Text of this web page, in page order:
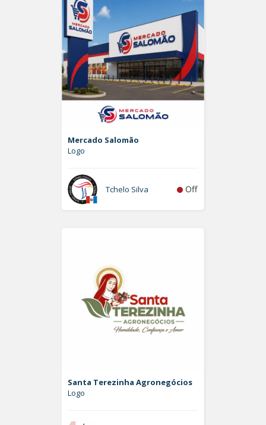
Mercado Salomão
Logo
Tchelo Silva Off
Santa Terezinha Agronegócios
Logo